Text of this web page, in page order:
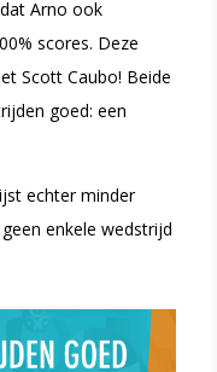
Arno ook
scores. Deze
Scott Caubo! Beide
goed: een
echter minder
enkele wedstrijd